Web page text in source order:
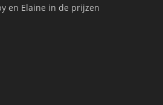
en Elaine in de prijzen